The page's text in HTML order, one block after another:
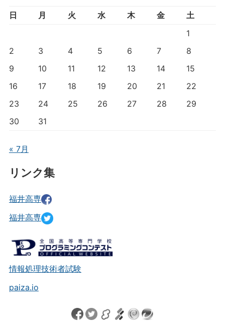
日 月 火 水 木 金
土
1
2
3 4 5 6 7
8
9
10 11 12 13 14
15
16
17 18 19 20 21
22
23
24 25 26 27 28
29
30
31
« 7月
リンク集
福井高専
福井高専
情報処理技術者試験
paiza.io